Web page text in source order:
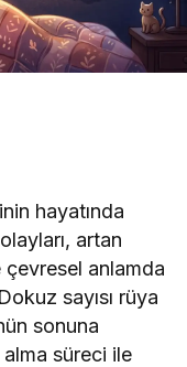
hayatında
artan
çevresel anlamda
sayısı rüya
sonuna
süreci ile